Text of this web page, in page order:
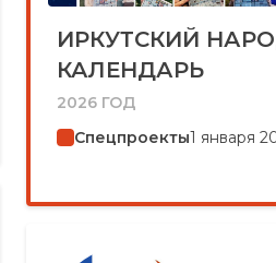
ИРКУТСКИЙ
КАЛЕНДАРЬ
2026 ГОД
Спецпроекты1 января